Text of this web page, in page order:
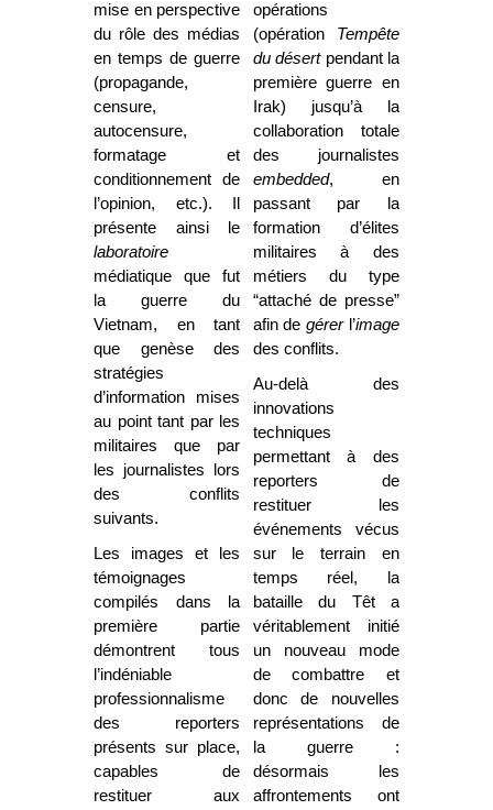
mise en perspective
du rôle des médias
en temps de guerre
(propagande,
censure,
autocensure,
formatage et
conditionnement de
l’opinion, etc.). Il
présente ainsi le
laboratoire
médiatique que fut
la guerre du
Vietnam, en tant
que genèse des
stratégies
d’information mises
au point tant par les
militaires que par
les journalistes lors
des conflits
suivants.
Les images et les
témoignages
compilés dans la
première partie
démontrent tous
l’indéniable
professionnalisme
des reporters
présents sur place,
capables de
restituer aux
opérations
(opération Tempête
du désertpendant la
première guerre en
Irak) jusqu’à la
collaboration totale
des journalistes
embedded, en
passant par la
formation d’élites
militaires à des
métiers du type
“attaché de presse”
afin degérerl’image
des conflits.
Au-delà des
innovations
techniques
permettant à des
reporters de
restituer les
événements vécus
sur le terrain en
temps réel, la
bataille du Têt a
véritablement initié
un nouveau mode
de combattre et
donc de nouvelles
représentations de
la guerre :
désormais les
affrontements ont